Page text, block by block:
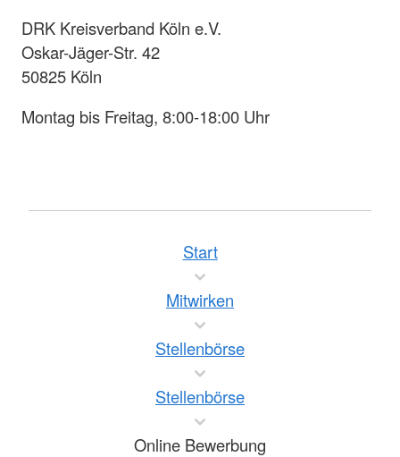
DRK Kreisverband Köln e.V.
Oskar-Jäger-Str. 42
50825 Köln
Montag bis Freitag, 8:00-18:00 Uhr
Start
Mitwirken
Stellenbörse
Stellenbörse
Online Bewerbung